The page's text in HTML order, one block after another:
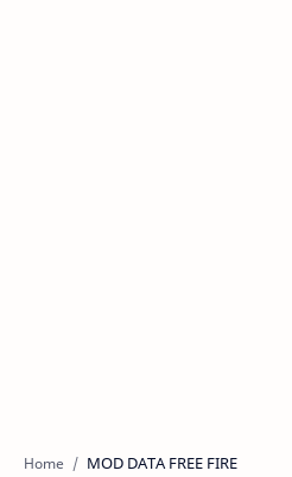
Home MOD DATA FREE FIRE